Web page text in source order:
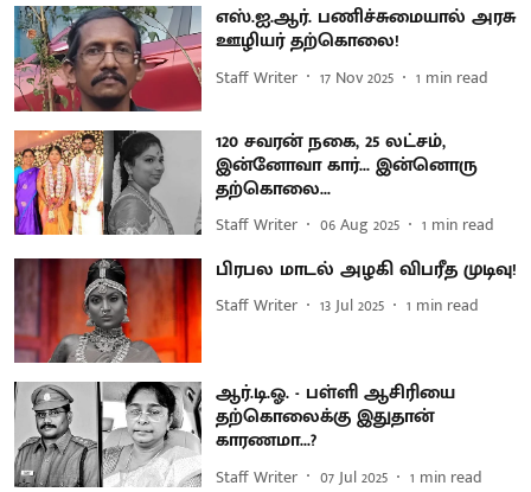
எஸ்.ஐ.ஆர். பணிச்சுமையால் அரசு
ஊழியர் தற்கொலை!
Staff Writer 17 Nov 2025 1 min read
120 சவரன் நகை, 25 லட்சம்,
இன்னோவா கார்... இன்னொரு
தற்கொலை...
Staff Writer 06 Aug 2025 1 min read
பிரபல மாடல் அழகி விபரீத முடிவு!
Staff Writer 13 Jul 2025 1 min read
ஆர்.டி.ஓ. - பள்ளி ஆசிரியை
தற்கொலைக்கு இதுதான்
காரணமா...?
Staff Writer 07 Jul 2025 1 min read